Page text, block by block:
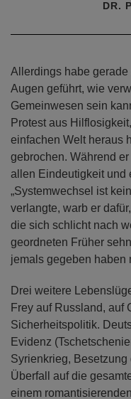
Allerdings habe
Augen geführt, wie
Protest aus
einfachen Welt heraus
gebrochen. Während
allen Eindeutigkeit und
„Systemwechsel ist
verlangte, warb er
die sich schlicht nach
geordneten Früher
jemals gegeben haben
Drei weitere
Frey auf Russland, auf
Sicherheitspolitik.
Evidenz